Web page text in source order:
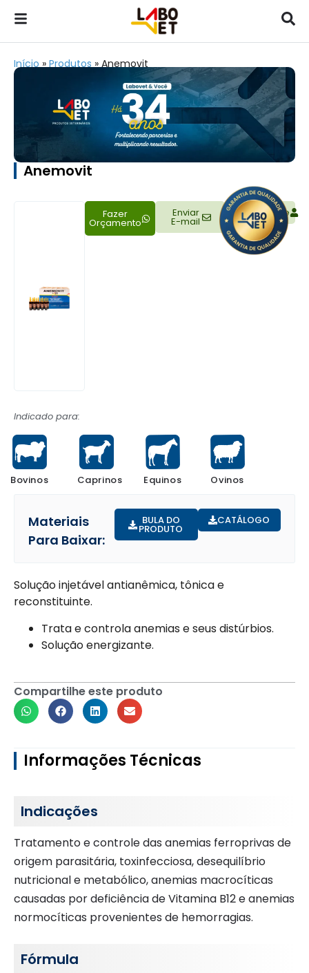
Início » Produtos » Anemovit
Anemovit
Fazer
Orçamento
Enviar
E-mail
Representante
Indicado para:
Bovinos Caprinos Equinos Ovinos
Materiais
Para Baixar:
BULA DO
PRODUTO
CATÁLOGO
Solução injetável antianêmica, tônica e
reconstituinte.
Trata e controla anemias e seus distúrbios.
Solução energizante.
Compartilhe este produto
Informações Técnicas
Indicações
Tratamento e controle das anemias ferroprivas de
origem parasitária, toxinfecciosa, desequilíbrio
nutricional e metabólico, anemias macrocíticas
causadas por deficiência de Vitamina B12 e anemias
normocíticas provenientes de hemorragias.
Fórmula